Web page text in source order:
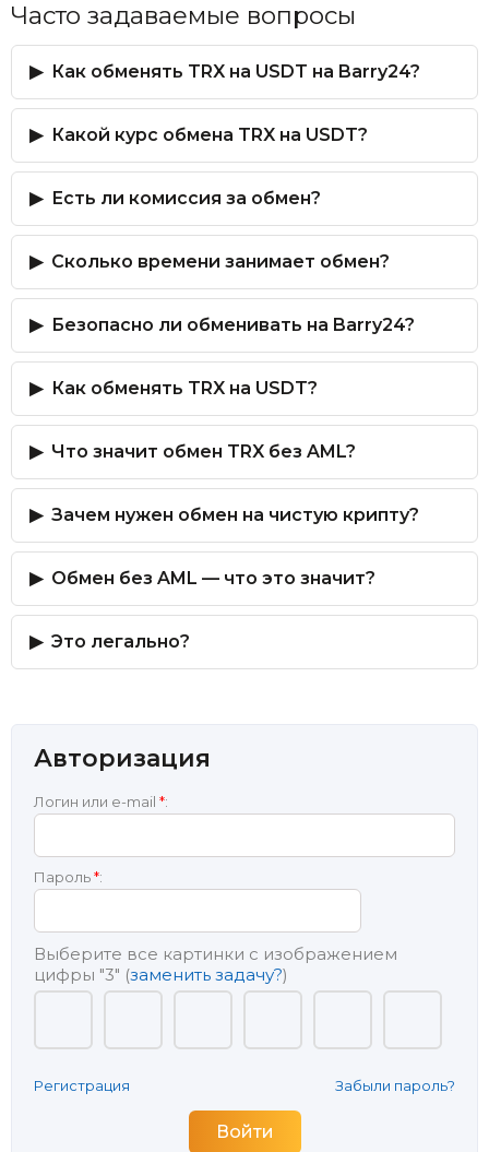
Часто задаваемые вопросы
Как обменять TRX на USDT на Barry24?
Какой курс обмена TRX на USDT?
Есть ли комиссия за обмен?
Сколько времени занимает обмен?
Безопасно ли обменивать на Barry24?
Как обменять TRX на USDT?
Что значит обмен TRX без AML?
Зачем нужен обмен на чистую крипту?
Обмен без AML — что это значит?
Это легально?
Авторизация
Логин или e-mail *:
Пароль*:
Выберите все картинки с изображением
цифры "3" (заменить задачу?)
Регистрация Забыли пароль?